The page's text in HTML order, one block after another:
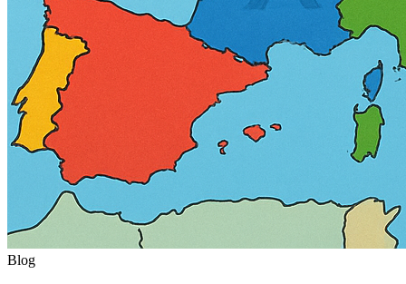
Blog